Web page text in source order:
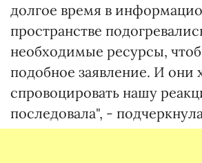
долгое время в
пространстве
необходимые ресурсы,
подобное заявление. И они
спровоцировать нашу
последовала", -